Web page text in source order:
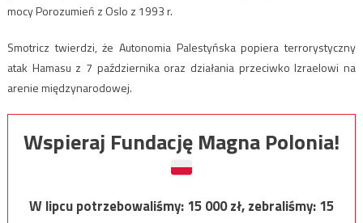
mocy Porozumień z Oslo z 1993 r.
Smotricz twierdzi, że Autonomia Palestyńska popiera terrorystyczny
atak Hamasu z 7 października oraz działania przeciwko Izraelowi na
arenie międzynarodowej.
Wspieraj Fundację Magna Polonia!
W lipcu potrzebowaliśmy:15 000zł, zebraliśmy:15